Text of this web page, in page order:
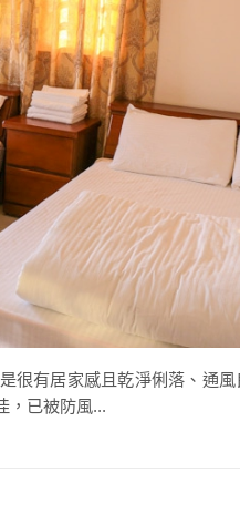
很有居家感且乾淨俐落、通風
，已被防風...